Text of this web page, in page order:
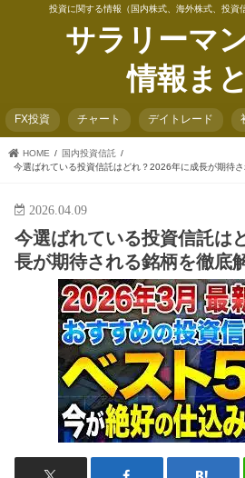
投資に関する情報（国内株式、海外株式、投資
サラリーマ
情報ま
FX投資 チャート デイトレード
HOME
国内投資信託
今選ばれている投資信託はどれ？2026年に成長が期待
2026.04.09
今選ばれている投資信託は
長が期待される銘柄を徹底